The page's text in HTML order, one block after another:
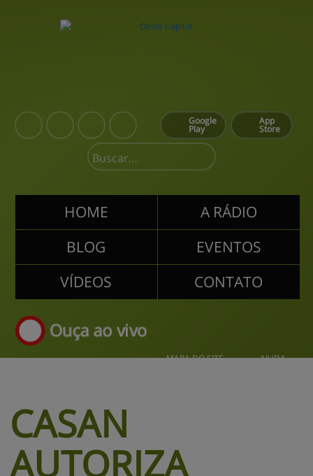
App
Store
Google
Play
HOME
A RÁDIO
BLOG
EVENTOS
VÍDEOS
CONTATO
Ouça ao vivo
MAPA DO SITE AJUDA
CASAN
AUTORIZA